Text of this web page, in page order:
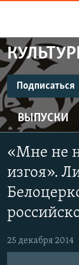
доступа
Вернуться
к
основному
содержанию
Вернутся
главной
навигации
поиску
ПРОГРАММЫ
ПОДКАСТЫ
АВТОРСКИЕ
ЦИТАТЫ
МНЕНИЯ
КУЛЬТУРА
IDEL.РЕАЛИИ
СЕВЕР.РЕАЛИИ
Подписаться
ВЫПУСКИ
«Мне не
изгоя».
25 декабря 2014